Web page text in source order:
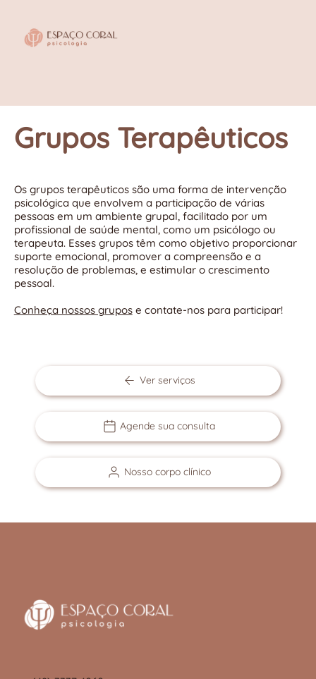
Grupos Terapêuticos
Os grupos terapêuticos são uma forma de intervenção
psicológica que envolvem a participação de várias
pessoas em um ambiente grupal, facilitado por um
profissional de saúde mental, como um psicólogo ou
terapeuta. Esses grupos têm como objetivo proporcionar
suporte emocional, promover a compreensão e a
resolução de problemas, e estimular o crescimento
pessoal.
Conheça nossos grupose contate-nos para participar!
Ver serviços
Agende sua consulta
Nosso corpo clínico